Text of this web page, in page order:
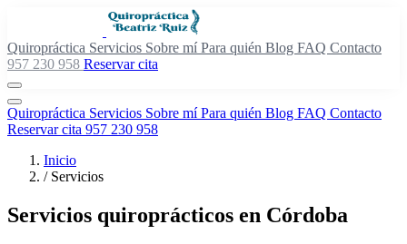
Quiropráctica Servicios Sobre míPara quién Blog FAQ Contacto
957 230 958 Reservar cita
Quiropráctica Servicios Sobre míPara quién Blog FAQ Contacto
Reservar cita 957 230 958
Inicio
/ Servicios
Servicios quiroprácticos en Córdoba